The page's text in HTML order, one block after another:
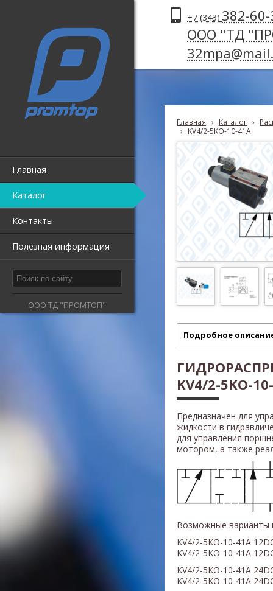
Главная
Каталог
Контакты
Полезная информация
ООО ТД "ПРОМТОП"
+7 (343) 382-
ООО "ТД
Главная › Каталог ›
›
KV4/2-5KO-10-41A
Подробное
KV4/2-5KO-
Предназначен для
жидкости в
для управления
мотором, а также
Возможные варианты
KV4/2-5KO-10-41A
KV4/2-5KO-10-41A
KV4/2-5KO-10-41A
KV4/2-5KO-10-41A